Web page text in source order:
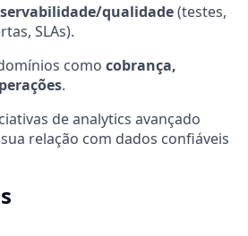
qualidade(testes,
SLAs).
como cobrança,
.
de analytics avançado
relação com dados confiáveis